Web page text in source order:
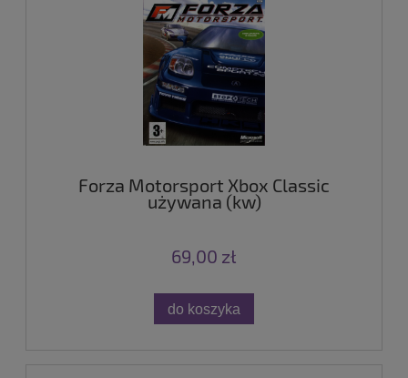
Forza Motorsport Xbox Classic
używana (kw)
69,00 zł
do koszyka